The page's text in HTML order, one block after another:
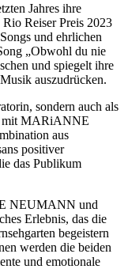
Jahres ihre
Reiser Preis 2023
und ehrlichen
„Obwohl du nie
und spiegelt ihre
auszudrücken.
sondern auch als
mit MARiANNE
aus
positiver
das Publikum
NEUMANN und
Erlebnis, das die
begeistern
werden die beiden
und emotionale